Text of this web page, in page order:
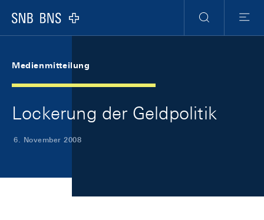
Logo
Suche
Menu
Medienmitteilung
Lockerung der Geldpolitik
6. November 2008